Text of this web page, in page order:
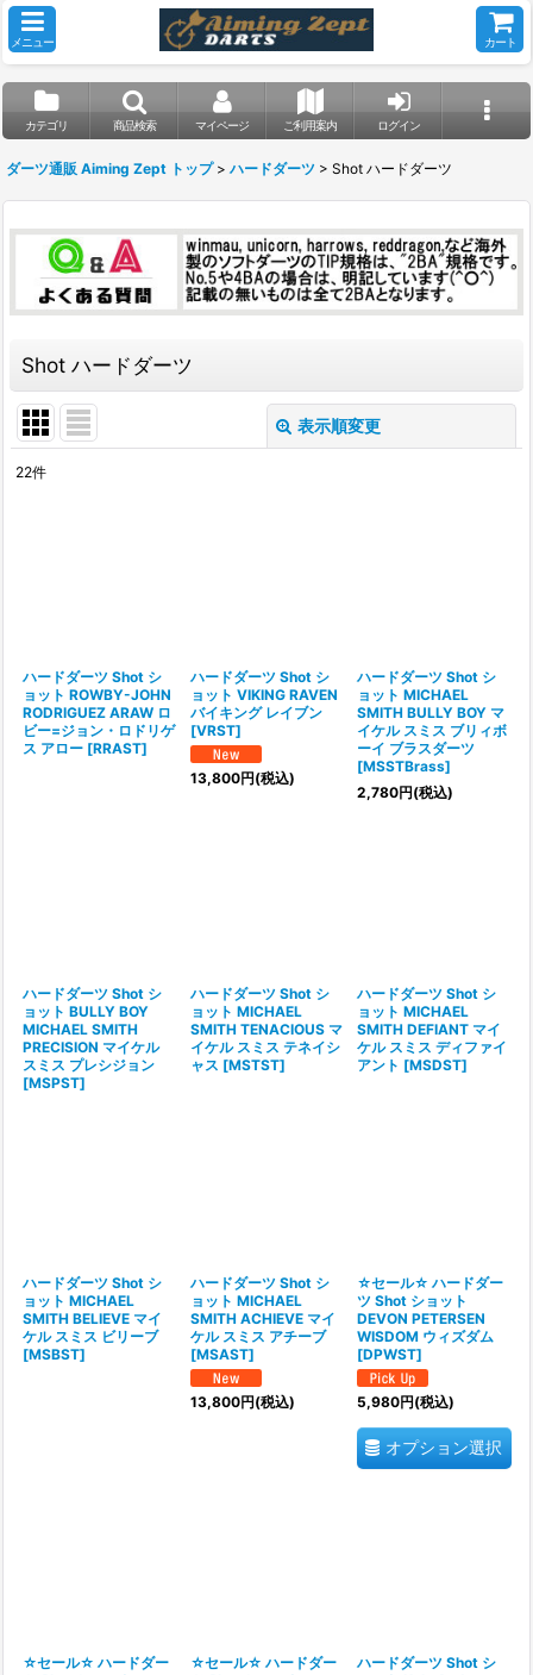
メニュー カート
カテゴリ 商品検索 マイページ ご利用案内 ログイン
ダーツ通販 Aiming Zept トップ > ハードダーツ > Shot ハードダーツ
Shot ハードダーツ
表示順変更
22件
ハードダーツ Shot シ
ョット ROWBY-JOHN
RODRIGUEZ ARAW ロ
ビー=ジョン・ロドリゲ
ス アロー [RRAST]
ハードダーツ Shot シ
ョット VIKING RAVEN
バイキング レイブン
[VRST]
13,800円(税込)
ハードダーツ Shot シ
ョット MICHAEL
SMITH BULLY BOY マ
イケル スミス ブリィボ
ーイ ブラスダーツ
[MSSTBrass]
2,780円(税込)
ハードダーツ Shot シ
ョット BULLY BOY
MICHAEL SMITH
PRECISION マイケル
スミス プレシジョン
[MSPST]
ハードダーツ Shot シ
ョット MICHAEL
SMITH TENACIOUS マ
イケル スミス テネイシ
ャス [MSTST]
ハードダーツ Shot シ
ョット MICHAEL
SMITH DEFIANT マイ
ケル スミス ディファイ
アント [MSDST]
ハードダーツ Shot シ
ョット MICHAEL
SMITH BELIEVE マイ
ケル スミス ビリーブ
[MSBST]
ハードダーツ Shot シ
ョット MICHAEL
SMITH ACHIEVE マイ
ケル スミス アチーブ
[MSAST]
13,800円(税込)
☆セール☆ ハードダー
ツ Shot ショット
DEVON PETERSEN
WISDOM ウィズダム
[DPWST]
5,980円(税込)
オプション選択
☆セール☆ ハードダー
☆セール☆ ハードダー
ハードダーツ Shot シ